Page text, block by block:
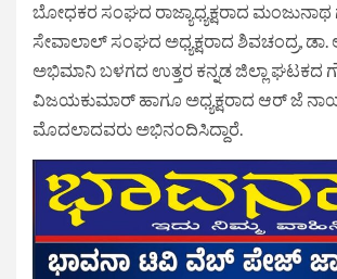
ಬೋಧಕರ ಸಂಘದ ರಾಜ್ಯಾಧ್ಯಕ್ಷರಾದ ಮಂಜುನಾಥ
ಸೇವಾಲಾಲ್ ಸಂಘದ ಅಧ್ಯಕ್ಷರಾದ ಶಿವಚಂದ್ರ, ಡಾ.
ಅಭಿಮಾನಿ ಬಳಗದ ಉತ್ತರ ಕನ್ನಡ ಜಿಲ್ಲಾ ಘಟಕದ
ವಿಜಯಕುಮಾರ್ ಹಾಗೂ ಅಧ್ಯಕ್ಷರಾದ ಆರ್ ಜೆ
ಮೊದಲಾದವರು ಅಭಿನಂದಿಸಿದ್ದಾರೆ.